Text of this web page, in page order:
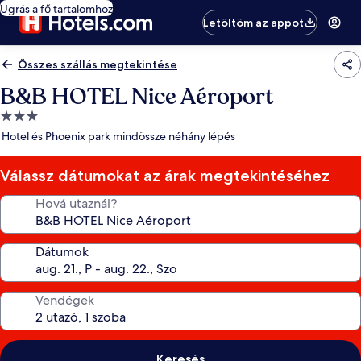
Ugrás a fő tartalomhoz
Letöltöm az appot
Összes szállás megtekintése
B&B HOTEL Nice Aéroport
3.0
csillagos
Hotel és Phoenix park mindössze néhány lépés
Válassz dátumokat az árak megtekintéséhez
Hová utaznál?
Dátumok
Vendégek